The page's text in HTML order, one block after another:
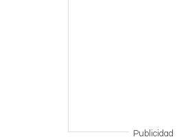
Publicidad